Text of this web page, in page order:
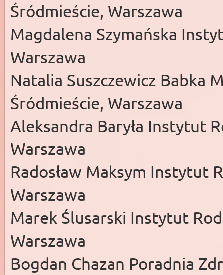
Śródmieście, Warszawa
Magdalena Szymańska
Warszawa
Natalia Suszczewicz Babka
Śródmieście, Warszawa
Aleksandra Baryła Instytut
Warszawa
Radosław Maksym Instytut
Warszawa
Marek Ślusarski Instytut
Warszawa
Bogdan Chazan Poradnia